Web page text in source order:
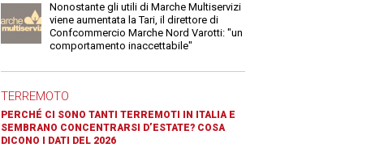
Nonostante gli utili di Marche Multiservizi
viene aumentata la Tari, il direttore di
Confcommercio Marche Nord Varotti: "un
comportamento inaccettabile"
TERREMOTO
PERCHÉ CI SONO TANTI TERREMOTI IN ITALIA E
SEMBRANO CONCENTRARSI D’ESTATE? COSA
DICONO I DATI DEL 2026